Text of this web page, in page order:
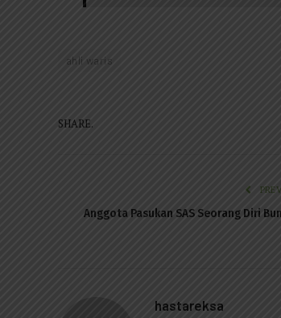
ahli waris
SHARE.
Anggota Pasukan SAS Seorang Diri
hastareksa